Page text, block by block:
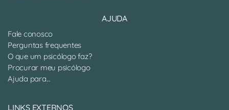
AJUDA
Fale conosco
Perguntas frequentes
O que um psicólogo faz?
Procurar meu psicólogo
Ajuda para...
LINKS EXTERNOS